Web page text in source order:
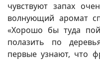
чувствуют запах
волнующий аромат
«Хорошо бы туда
полазить по
первые узнают, что